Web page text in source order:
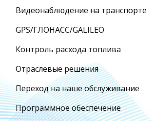
Видеонаблюдение на транспорте
GPS/ГЛОНАСС/GALILEO
Контроль расхода топлива
Отраслевые решения
Переход на наше обслуживание
Программное обеспечение